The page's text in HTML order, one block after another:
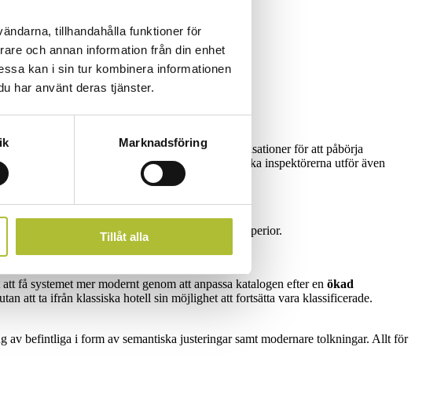
tillhandahålla funktioner för
och annan information från din enhet
kan i sin tur kombinera informationen
har använt deras tjänster.
Marknadsföring
Tillåt alla
av de europeiska ländernas branschorganisationer för att påbörja
AB, ett helägt dotterbolag till Visita. De svenska inspektörerna utför även
övriga länder deltar med observatörsstatus
stjärnklass kan även tilldelas beteckningen Superior.
kontakta din inspektör.
få systemet mer modernt genom att anpassa katalogen efter en ökad
att ta ifrån klassiska hotell sin möjlighet att fortsätta vara klassificerade.
befintliga i form av semantiska justeringar samt modernare tolkningar. Allt för